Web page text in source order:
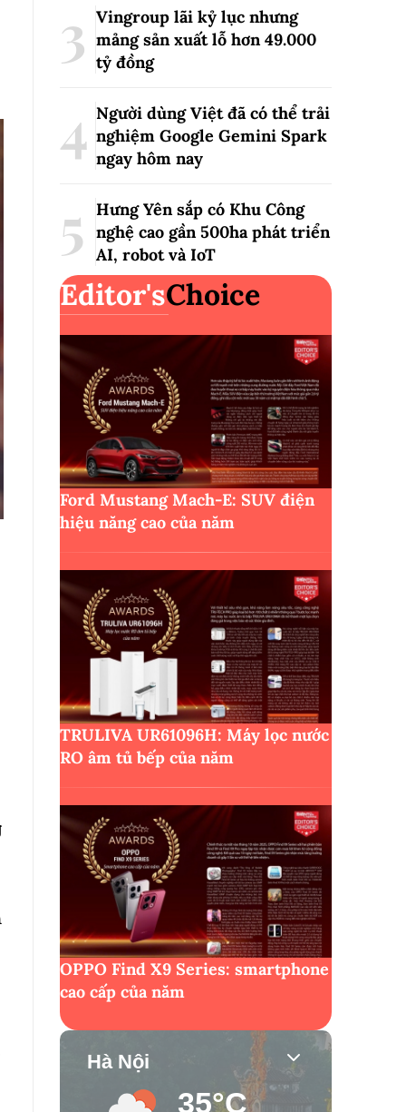
Vingroup lãi kỷ lục nhưng
mảng sản xuất lỗ hơn 49.000
tỷ đồng
Người dùng Việt đã có thể trải
nghiệm Google Gemini Spark
ngay hôm nay
Hưng Yên sắp có Khu Công
nghệ cao gần 500ha phát triển
AI, robot và IoT
Editor'sChoice
Ford Mustang Mach-E: SUV điện
hiệu năng cao của năm
TRULIVA UR61096H: Máy lọc nước
RO âm tủ bếp của năm
OPPO Find X9 Series: smartphone
cao cấp của năm
Hà Nội
35°C